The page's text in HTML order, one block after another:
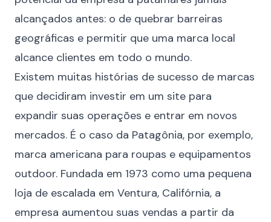
alcançados antes: o de quebrar barreiras
geográficas e permitir que uma marca local
alcance clientes em todo o mundo.
Existem muitas histórias de sucesso de marcas
que decidiram investir em um site para
expandir suas operações e entrar em novos
mercados. É o caso da Patagônia, por exemplo,
marca americana para roupas e equipamentos
outdoor. Fundada em 1973 como uma pequena
loja de escalada em Ventura, Califórnia, a
empresa aumentou suas vendas a partir da